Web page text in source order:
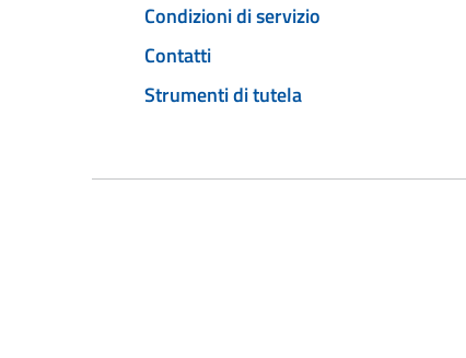
Condizioni di servizio
Contatti
Strumenti di tutela